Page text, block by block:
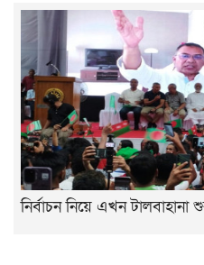
নির্বাচন নিয়ে এখন